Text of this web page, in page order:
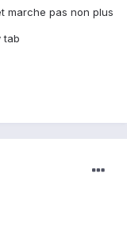
marche pas non plus
tab